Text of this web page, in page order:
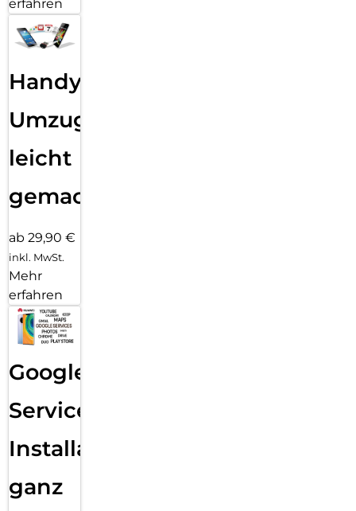
erfahren
Handy
Umzug
leicht
gemacht!
ab 29,90 €
inkl. MwSt.
Mehr
erfahren
Google
Services
Installation
ganz